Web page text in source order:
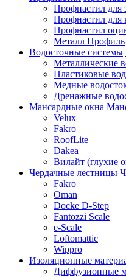
Профнастил для
Профнастил
Профнастил
Металл Профиль
Водосточные системы
Металлические
Пластиковые
Медные
Дренажные
Мансардные окна
Velux
Fakro
RoofLite
Dakea
Вилайт (глухие
Чердачные лестницы
Fakro
Oman
Docke D-Step
Fantozzi Scale
e-Scale
Loftomattic
Wippro
Изоляционные
Диффузионные